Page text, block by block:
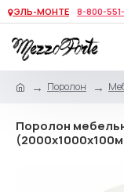
ЭЛЬ-МОНТЕ 8-800-
Поролон
Поролон